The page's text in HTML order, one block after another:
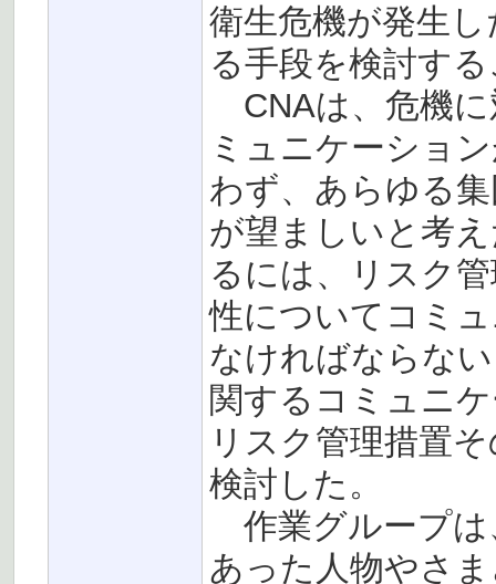
衛生危機が発生
る手段を検討す
CNAは、危機に
ミュニケーショ
わず、あらゆる
が望ましいと考
るには、リスク
性についてコミ
なければならな
関するコミュニ
リスク管理措置
検討した。
作業グループは
あった人物やさ